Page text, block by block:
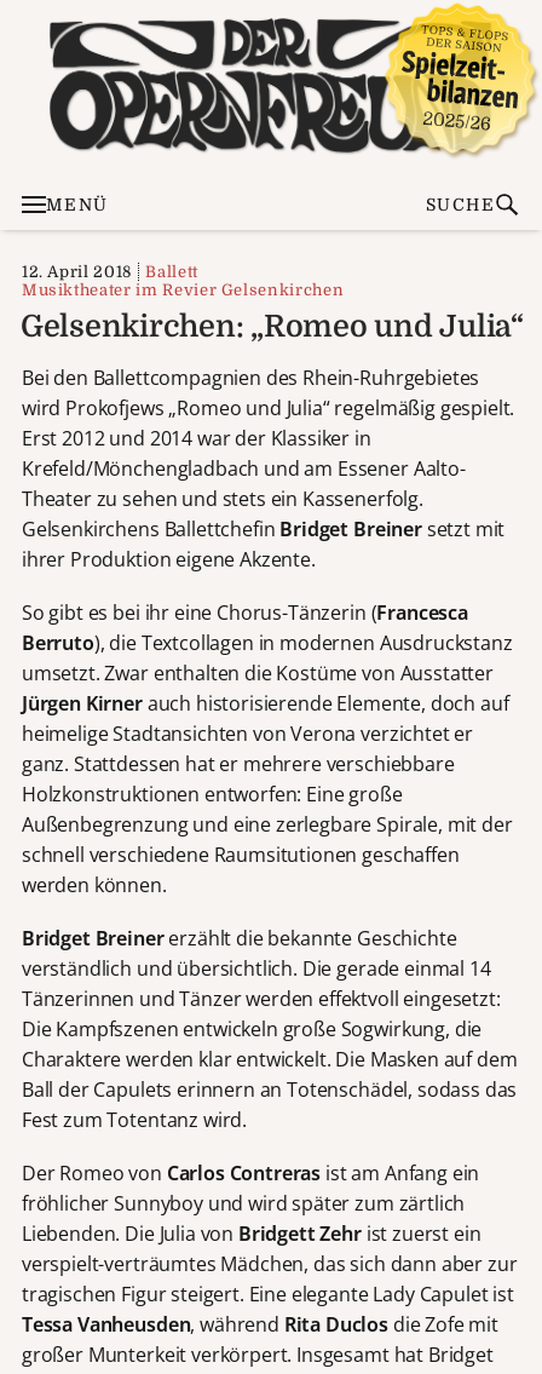
MENÜ SUCHE
12. April 2018
Ballett
Musiktheater im Revier Gelsenkirchen
Gelsenkirchen: „Romeo und Julia“
Bei den Ballettcompagnien des Rhein-Ruhrgebietes
wird Prokofjews „Romeo und Julia“ regelmäßig gespielt.
Erst 2012 und 2014 war der Klassiker in
Krefeld/Mönchengladbach und am Essener Aalto-
Theater zu sehen und stets ein Kassenerfolg.
Gelsenkirchens Ballettchefin Bridget Breinersetzt mit
ihrer Produktion eigene Akzente.
So gibt es bei ihr eine Chorus-Tänzerin (Francesca
Berruto), die Textcollagen in modernen Ausdruckstanz
umsetzt. Zwar enthalten die Kostüme von Ausstatter
Jürgen Kirnerauch historisierende Elemente, doch auf
heimelige Stadtansichten von Verona verzichtet er
ganz. Stattdessen hat er mehrere verschiebbare
Holzkonstruktionen entworfen: Eine große
Außenbegrenzung und eine zerlegbare Spirale, mit der
schnell verschiedene Raumsitutionen geschaffen
werden können.
Bridget Breinererzählt die bekannte Geschichte
verständlich und übersichtlich. Die gerade einmal 14
Tänzerinnen und Tänzer werden effektvoll eingesetzt:
Die Kampfszenen entwickeln große Sogwirkung, die
Charaktere werden klar entwickelt. Die Masken auf dem
Ball der Capulets erinnern an Totenschädel, sodass das
Fest zum Totentanz wird.
Der Romeo von Carlos Contreras ist am Anfang ein
fröhlicher Sunnyboy und wird später zum zärtlich
Liebenden. Die Julia von Bridgett Zehrist zuerst ein
verspielt-verträumtes Mädchen, das sich dann aber zur
tragischen Figur steigert. Eine elegante Lady Capulet ist
Tessa Vanheusden, während Rita Duclos die Zofe mit
großer Munterkeit verkörpert. Insgesamt hat Bridget